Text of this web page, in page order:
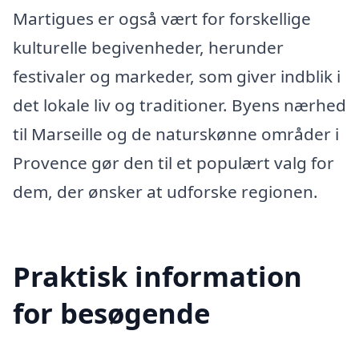
Martigues er også vært for forskellige
kulturelle begivenheder, herunder
festivaler og markeder, som giver indblik i
det lokale liv og traditioner. Byens nærhed
til Marseille og de naturskønne områder i
Provence gør den til et populært valg for
dem, der ønsker at udforske regionen.
Praktisk information
for besøgende